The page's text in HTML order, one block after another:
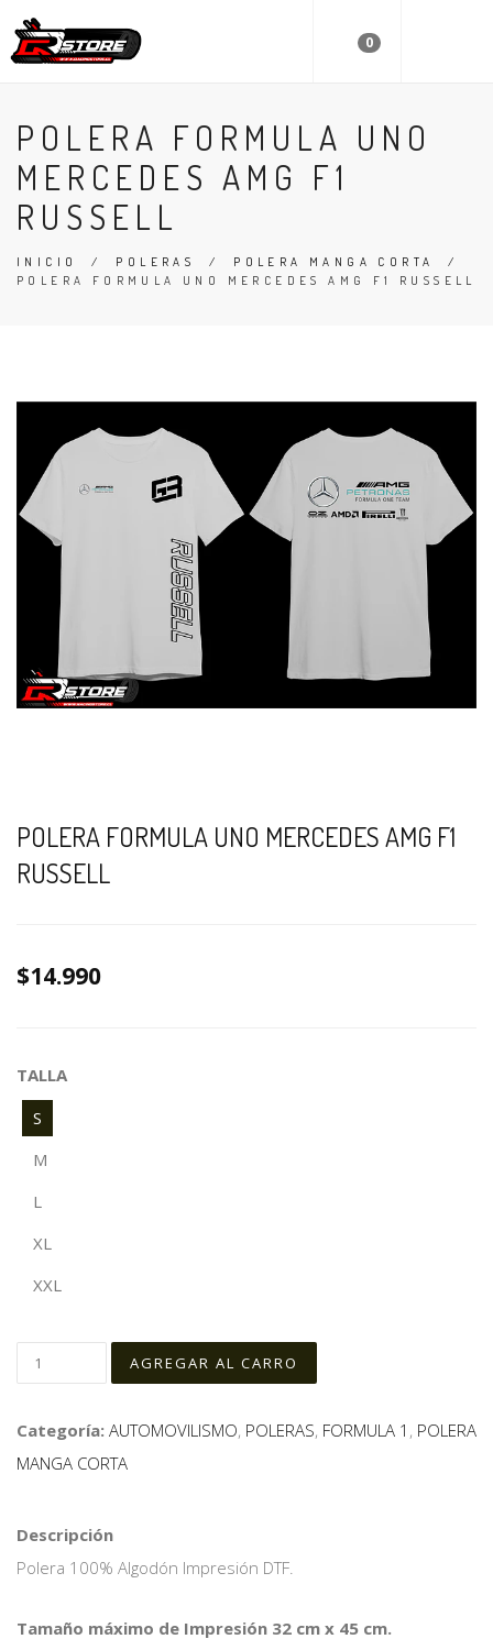
0
POLERA FORMULA UNO
MERCEDES AMG F1
RUSSELL
INICIO / POLERAS / POLERA MANGA CORTA
/
POLERA FORMULA UNO MERCEDES AMG F1 RUSSELL
POLERA FORMULA UNO MERCEDES AMG F1
RUSSELL
$14.990
TALLA
S
M
L
XL
XXL
Categoría: AUTOMOVILISMO, POLERAS, FORMULA 1 , POLERA
MANGA CORTA
Descripción
Polera 100% Algodón Impresión DTF.
Tamaño máximo de Impresión 32 cm x 45 cm.